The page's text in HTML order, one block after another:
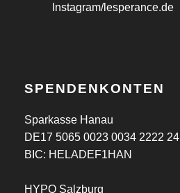
Instagram/lesperance.de
SPENDENKONTEN
Sparkasse Hanau
DE17 5065 0023 0034 2222 24
BIC: HELADEF1HAN
HYPO Salzburg